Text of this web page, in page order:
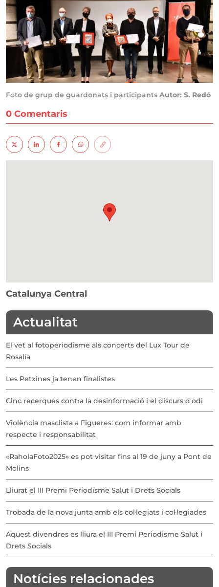
Foto de grup de guardonats i participants Autor: S. Redó
0 Comentaris
Catalunya Central
Actualitat
El vet al fotoperiodisme als concerts del Lux Tour de
Rosalía
Les Petxines ja tenen finalistes
Cinc recerques contra la desinformació i el discurs d'odi
Violència masclista a Figueres: com informar amb
respecte i responsabilitat
«RaholaFoto2025» es pot visitar fins al 19 de juny a Pont de
Molins
Lliurat el III Premi Periodisme Salut i Drets Socials
Trobada de la nova junta amb els col·legiats i col·legiades
Aquest divendres es lliura el III Premi Periodisme Salut i
Drets Socials
Notícies relacionades